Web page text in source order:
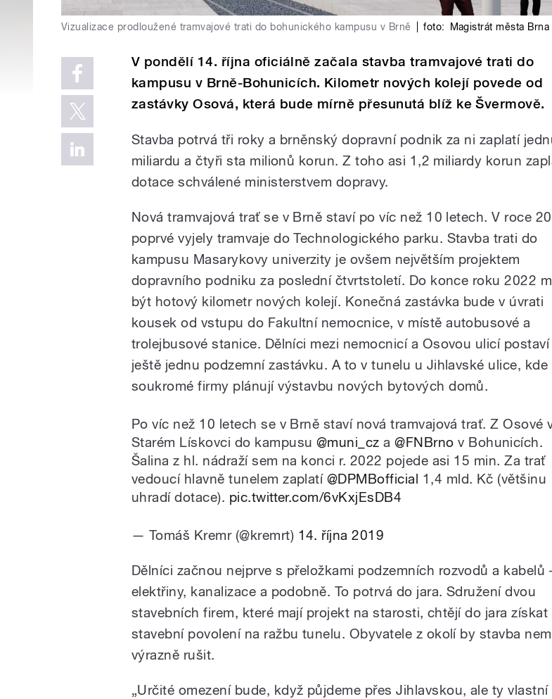
Vizualizace prodloužené tramvajové trati do bohunického kampusu v Brně foto: Magistrát města Brna
V pondělí 14. října oficiálně začala stavba tramvajové trati do
kampusu v Brně-Bohunicích. Kilometr nových kolejí povede od
zastávky Osová, která bude mírně přesunutá blíž ke Švermově.
Stavba potrvá tři roky a brněnský dopravní podnik za ni zaplatí
miliardu a čtyři sta milionů korun. Z toho asi 1,2 miliardy korun
dotace schválené ministerstvem dopravy.
Nová tramvajová trať se v Brně staví po víc než 10 letech. V roce
poprvé vyjely tramvaje do Technologického parku. Stavba trati do
kampusu Masarykovy univerzity je ovšem největším projektem
dopravního podniku za poslední čtvrtstoletí. Do konce roku 2022
být hotový kilometr nových kolejí. Konečná zastávka bude v úvrati
kousek od vstupu do Fakultní nemocnice, v místě autobusové a
trolejbusové stanice. Dělníci mezi nemocnicí a Osovou ulicí postaví
ještě jednu podzemní zastávku. A to v tunelu u Jihlavské ulice, kde
soukromé firmy plánují výstavbu nových bytových domů.
Po víc než 10 letech se v Brně staví nová tramvajová trať. Z Osové
Starém Lískovci do kampusu @muni_cz a@FNBrno v Bohunicích.
Šalina z hl. nádraží sem na konci r. 2022 pojede asi 15 min. Za trať
vedoucí hlavně tunelem zaplatí @DPMBofficial 1,4 mld. Kč (většinu
uhradí dotace). pic.twitter.com/6vKxjEsDB4
— Tomáš Kremr (@kremrt) 14. října 2019
Dělníci začnou nejprve s přeložkami podzemních rozvodů a kabelů
elektřiny, kanalizace a podobně. To potrvá do jara. Sdružení dvou
stavebních firem, které mají projekt na starosti, chtějí do jara získat
stavební povolení na ražbu tunelu. Obyvatele z okolí by stavba
výrazně rušit.
„Určité omezení bude, když půjdeme přes Jihlavskou, ale ty vlastní